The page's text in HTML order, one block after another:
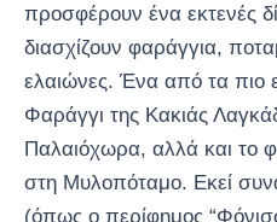
προσφέρουν ένα εκτενές
διασχίζουν φαράγγια,
ελαιώνες. Ένα από τα πιο
Φαράγγι της Κακιάς
Παλαιόχωρα, αλλά και το
στη Μυλοπόταμο. Εκεί
(όπως ο περίφημος